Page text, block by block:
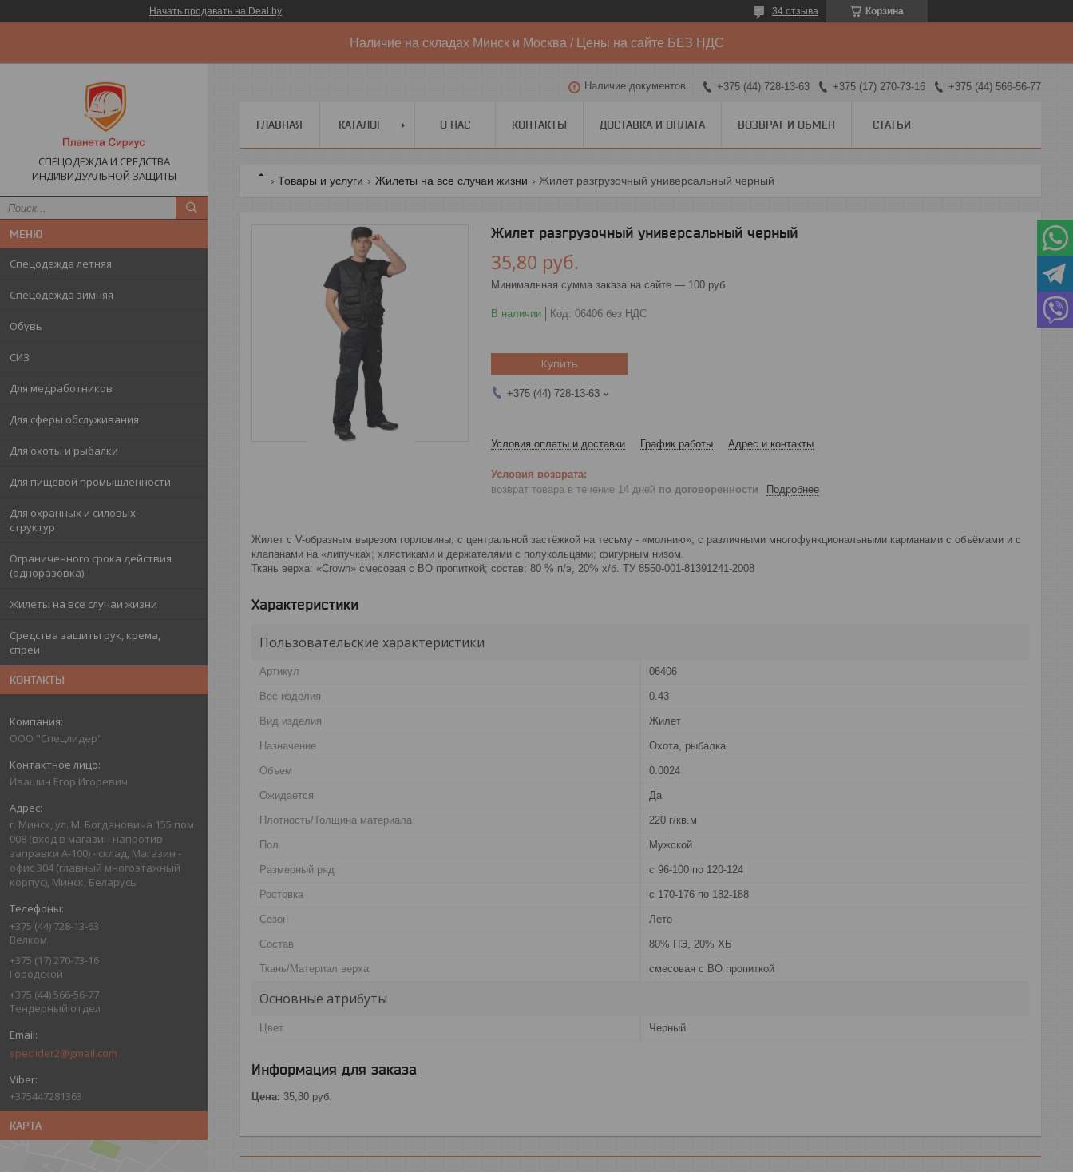
Начать продавать на Deal.by Корзина
34 отзыва
Наличие на складах Минск и Москва / Цены на сайте БЕЗ НДС
СПЕЦОДЕЖДА И СРЕДСТВА
ИНДИВИДУАЛЬНОЙ ЗАЩИТЫ
Спецодежда летняя
Спецодежда зимняя
Обувь
СИЗ
Для медработников
Для сферы обслуживания
Для охоты и рыбалки
Для пищевой промышленности
Для охранных и силовых
структур
Ограниченного срока действия
(одноразовка)
Жилеты на все случаи жизни
Средства защиты рук, крема,
спреи
КОНТАКТЫ
ООО "Спецлидер"
Ивашин Егор Игоревич
г. Минск, ул. М. Богдановича 155 пом
008 (вход в магазин напротив
заправки А-100) - склад, Магазин -
офис 304 (главный многоэтажный
корпус), Минск, Беларусь
+375 (44) 728-13-63
Велком
+375 (17) 270-73-16
Городской
+375 (44) 566-56-77
Тендерный отдел
speclider2@gmail.com
+375447281363
КАРТА
Наличие документов +375 (44) 728-13-63 +375 (17) 270-73-16 +375 (44) 566-56-77
ГЛАВНАЯ КАТАЛОГ О НАС КОНТАКТЫ ДОСТАВКА И ОПЛАТА ВОЗВРАТ И ОБМЕН СТАТЬИ
Товары и услуги Жилеты на все случаи жизни Жилет разгрузочный универсальный черный
Жилет разгрузочный универсальный черный
35,80 руб.
Минимальная сумма заказа на сайте — 100 руб
В наличии Код: 06406 без НДС
Купить
+375 (44) 728-13-63
Условия оплаты и доставки График работы Адрес и контакты
возврат товара в течение 14 дней по договоренности Подробнее
Жилет с V-образным вырезом горловины; с центральной застёжкой на тесьму - «молнию»; с различными многофункциональными карманами с объёмами и с
клапанами на «липучках; хлястиками и держателями с полукольцами; фигурным низом.
Ткань верха: «Crown» смесовая с ВО пропиткой; состав: 80 % п/э, 20% х/б. ТУ 8550-001-81391241-2008
Характеристики
Пользовательские характеристики
Артикул 06406
Вес изделия 0.43
Вид изделия Жилет
Назначение Охота, рыбалка
Объем 0.0024
Ожидается Да
Плотность/Толщина материала 220 г/кв.м
Пол Мужской
Размерный ряд с 96-100 по 120-124
Ростовка с 170-176 по 182-188
Сезон Лето
Состав 80% ПЭ, 20% ХБ
Ткань/Материал верха смесовая с ВО пропиткой
Основные атрибуты
Цвет Черный
Информация для заказа
Цена: 35,80 руб.